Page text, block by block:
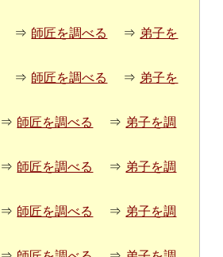
⇒ 師匠を調べる ⇒ 弟子を
⇒ 師匠を調べる ⇒ 弟子を
⇒ 師匠を調べる ⇒ 弟子を調
⇒ 師匠を調べる ⇒ 弟子を調
⇒ 師匠を調べる ⇒ 弟子を調